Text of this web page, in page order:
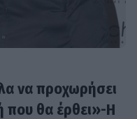
να προχωρήσει
που θα έρθει»-Η